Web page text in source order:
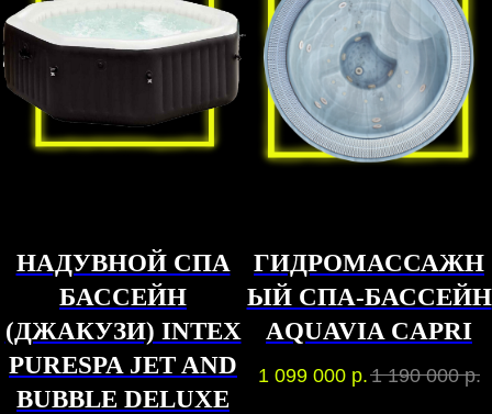
НАДУВНОЙ СПА
БАССЕЙН
(ДЖАКУЗИ) INTEX
PURESPA JET AND
BUBBLE DELUXE
ГИДРОМАССАЖН
ЫЙ СПА-БАССЕЙН
AQUAVIA CAPRI
1 099 000 р.1 190 000 р.